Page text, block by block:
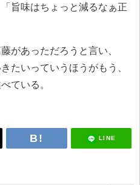
旨味はちょっと減るなぁ正
があっただろうと言い、
たいっていうほうがもう、
ている。
LINE